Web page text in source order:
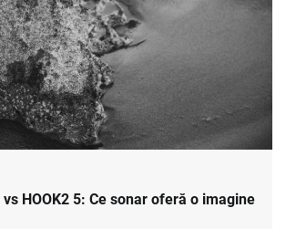
HOOK2 5: Ce sonar oferă o imagine